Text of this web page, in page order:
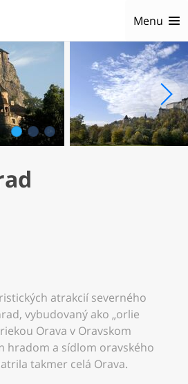
Menu
1 2 3
atrakcií severného
vybudovaný ako „orlie
Orava v Oravskom
hradom a sídlom oravského
takmer celá Orava.